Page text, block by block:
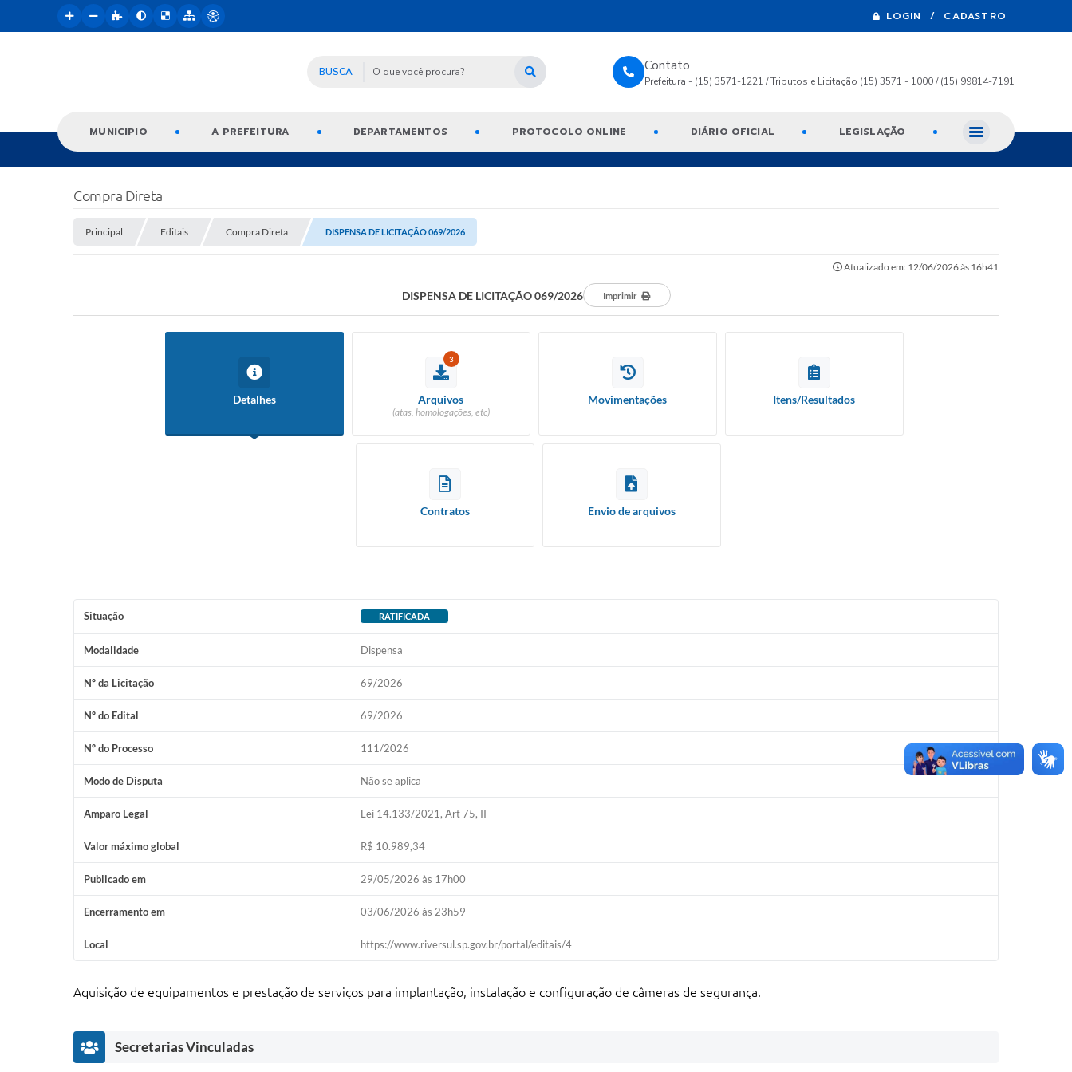
LOGIN / CADASTRO
BUSCA Contato
Prefeitura - (15) 3571-1221 / Tributos e Licitação (15) 3571 - 1000 / (15) 99814-7191
MUNICIPIO A PREFEITURA DEPARTAMENTOS PROTOCOLO ONLINE DIÁRIO OFICIAL LEGISLAÇÃO
Compra Direta
Principal Editais Compra Direta DISPENSA DE LICITAÇÃO 069/2026
Atualizado em: 12/06/2026 às 16h41
DISPENSA DE LICITAÇÃO 069/2026 Imprimir
Detalhes
3
Arquivos
(atas, homologações, etc)
Movimentações Itens/Resultados
Contratos Envio de arquivos
Situação RATIFICADA
Modalidade Dispensa
Nº da Licitação 69/2026
Nº do Edital 69/2026
Nº do Processo 111/2026
Modo de Disputa Não se aplica
Amparo Legal Lei 14.133/2021, Art 75, II
Valor máximo global R$ 10.989,34
Publicado em 29/05/2026 às 17h00
Encerramento em 03/06/2026 às 23h59
Local https://www.riversul.sp.gov.br/portal/editais/4
Aquisição de equipamentos e prestação de serviços para implantação, instalação e configuração de câmeras de segurança.
Secretarias Vinculadas